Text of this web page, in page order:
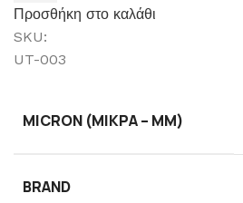
Προσθήκη στο καλάθι
SKU:
UT-003
MICRON (ΜΙΚΡΆ – ΜM)
BRAND